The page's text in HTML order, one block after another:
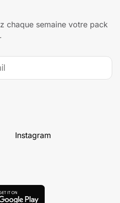
chaque semaine votre pack
Instagram